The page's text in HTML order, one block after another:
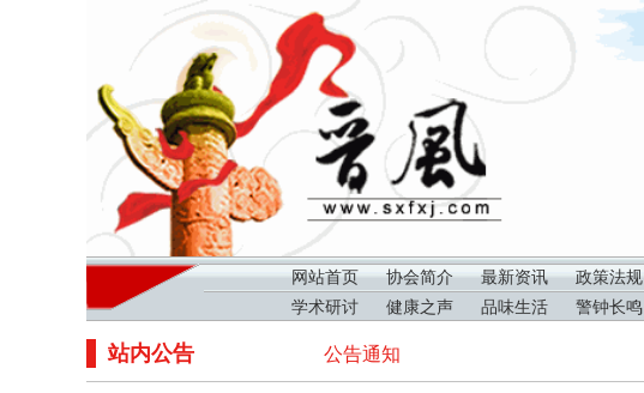
网站首页 协会简介 最新资讯 政策法规
学术研讨
健康之声 品味生活 警钟长鸣
站内公告 公告通知